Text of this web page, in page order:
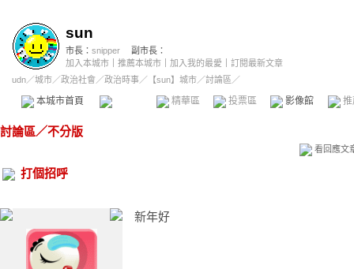
sun
市長： snipper
副市長：
加入本城市
推薦本城市 加入我的最愛
訂閱最新文章
udn／城市／政治社會 ／政治時事／ 【sun】城市／討論區／
本城市首頁 精華區 投票區 影像館
討論區／不分版
看回應文
打個招呼
新年好